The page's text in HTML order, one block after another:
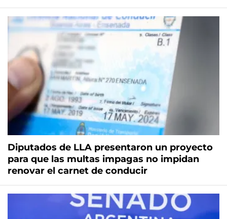
Diputados de LLA presentaron un proyecto
para que las multas impagas no impidan
renovar el carnet de conducir